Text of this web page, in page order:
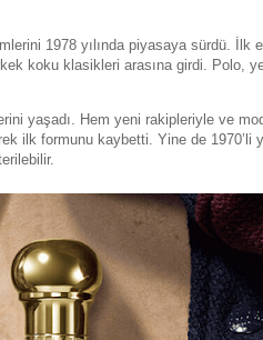
1978 yılında piyasaya sürdü. İlk
koku klasikleri arasına girdi. Polo,
yaşadı. Hem yeni rakipleriyle ve
ilk formunu kaybetti. Yine de 1970’li